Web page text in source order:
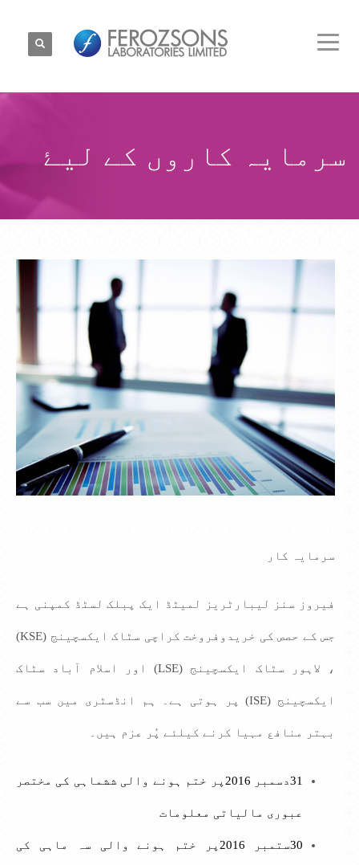
سرمایہ کاروں کے لیۓ
سرمایہ کار
فیروز سنز لیبارٹریز لمیٹڈ ایک پبلک لسٹڈ کمپنی ہے
جس کے حصص کی خریدوفروخت کراچی سٹاک ایکسچینج (KSE)
، لاہور سٹاک ایکسچینج (LSE) اور اسلام آباد سٹاک
ایکسچینج (ISE) پر ہوتی ہے۔ ہم انڈسٹری میں سب سے
بہتر منافع مہیا کرنے کیلئے پُر عزم ہیں۔
31دسمبر 2016پر ختم ہونے والی ششماہی کی مختصر
عبوری مالیاتی معلومات
30ستمبر 2016پر ختم ہونے والی سہ ماہی کی